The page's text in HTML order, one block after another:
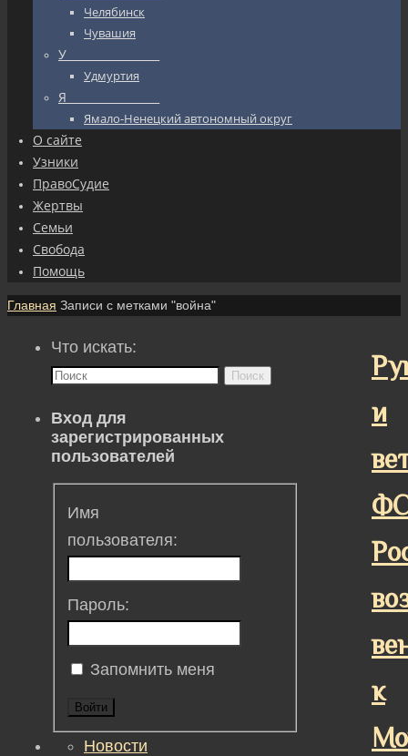
Челябинск
Чувашия
У_________________
Удмуртия
Я_________________
Ямало-Ненецкий автономный округ
О сайте
Узники
ПравоСудие
Жертвы
Семьи
Свобода
Помощь
Главная Записи с метками "война"
и
к
Что искать:
Поиск
Вход для
зарегистрированных
пользователей
Имя
пользователя:
Пароль:
Запомнить меня
Войти
Новости